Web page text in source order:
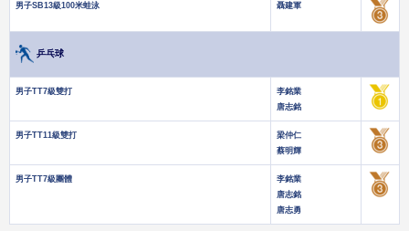
男子SB13級100米蛙泳 聶建軍
乒乓球
男子TT7級雙打
李銘業
唐志銘
男子TT11級雙打
梁仲仁
蔡明輝
男子TT7級團體
李銘業
唐志銘
唐志勇